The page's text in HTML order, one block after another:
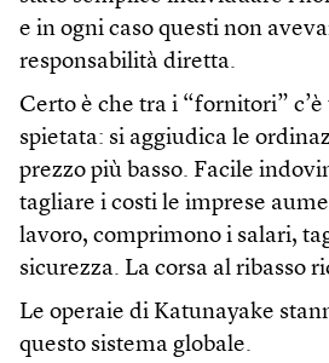
e in ogni caso questi non
responsabilità diretta.
Certo è che tra i “fornitori”
spietata: si aggiudica le
prezzo più basso. Facile
tagliare i costi le imprese
lavoro, comprimono i salari,
sicurezza. La corsa al ribasso
Le operaie di Katunayake
questo sistema globale.